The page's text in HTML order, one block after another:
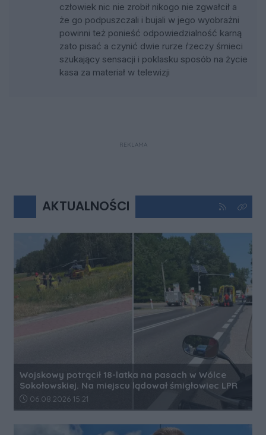
człowiek nic nie zrobił nikogo nie zgwałcił a
że go podpuszczali i bujali w jego wyobrażni
powinni też ponieść odpowiedzialność karną
zato pisać a czynić dwie rurze ŕzeczy śmieci
szukający sensacji i poklasku sposób na życie
kasa za materiał w telewizji
REKLAMA
AKTUALNOŚCI Kliknij aby
Kliknij
Wojskowy potrącił 18-latka na pasach w Wólce
Sokołowskiej. Na miejscu lądował śmigłowiec LPR
Data dodania artykułu:
06.08.2026 15:21